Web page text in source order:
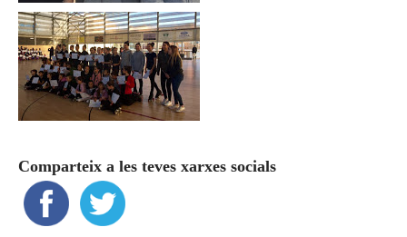
Comparteix a les teves xarxes socials